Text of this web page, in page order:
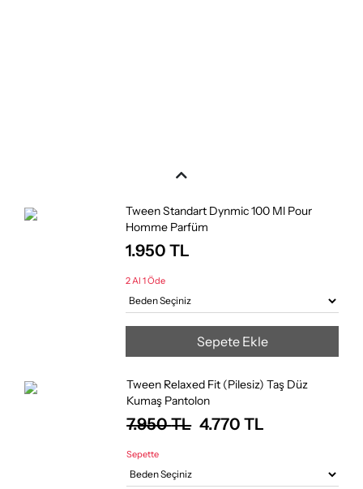
Tween Standart Dynmic 100 Ml Pour
Homme Parfüm
1.950TL
2 Al 1 Öde
Sepete Ekle
Tween Relaxed Fit (Pilesiz) Taş Düz
Kumaş Pantolon
7.950TL 4.770TL
Sepette